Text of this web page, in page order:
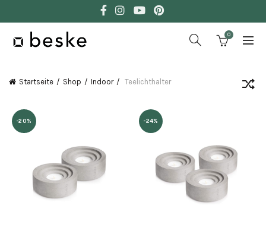
0
Startseite Shop Indoor Teelichthalter
-20% -24%